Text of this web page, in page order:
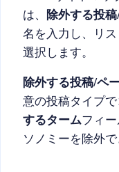
は、
除外する投
名を入力し、リ
選択します。
除外する投稿/ペ
意の投稿タイプで
するタームフィ
ソノミーを除外で